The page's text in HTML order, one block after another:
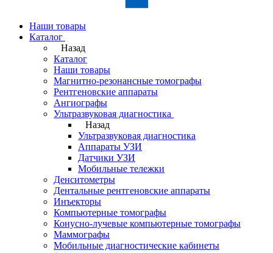
Наши товары
Каталог
Назад
Каталог
Наши товары
Магнитно-резонансные томографы
Рентгеновские аппараты
Ангиографы
Ультразвуковая диагностика
Назад
Ультразвуковая диагностика
Аппараты УЗИ
Датчики УЗИ
Мобильные тележки
Денситометры
Дентальные рентгеновские аппараты
Инъекторы
Компьютерные томографы
Конусно-лучевые компьютерные томографы
Маммографы
Мобильные диагностические кабинеты